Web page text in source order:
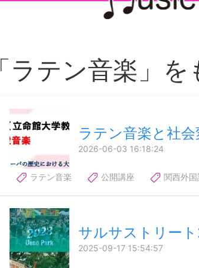
「ラテン音楽」
ラテン音楽と社会
2026-06-03 16:18:24
ラテン音楽 公開講座 関西外国
サルサストリー
2025-09-17 15:54:57